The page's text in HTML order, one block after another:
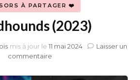
À PARTAGER ❤️
(2023)
mis à jour le 11 mai 2024
Laisser un
commentaire
(2023)